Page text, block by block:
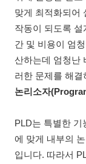
맞게 최적화되어
작동이 되도록 설
간 및 비용이 엄
산하는데 엄청난
러한 문제를 해결
논리소자
PLD는 특별한 기
에 맞게 내부의
입니다. 따라서